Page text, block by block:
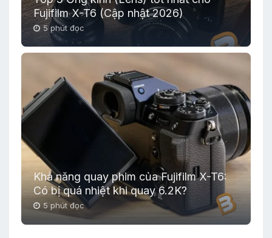
Fujifilm X-T6 (Cập nhật 2026)
5 phút đọc
Khả năng quay phim của Fujifilm X-T6:
Có bị quá nhiệt khi quay 6.2K?
5 phút đọc